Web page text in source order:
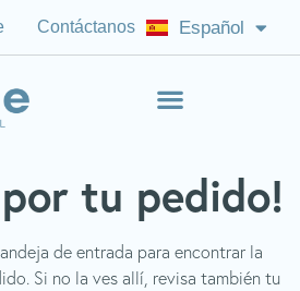
Contáctanos Español
English (US)
por tu pedido!
de entrada para encontrar la
Si no la ves allí, revisa también tu